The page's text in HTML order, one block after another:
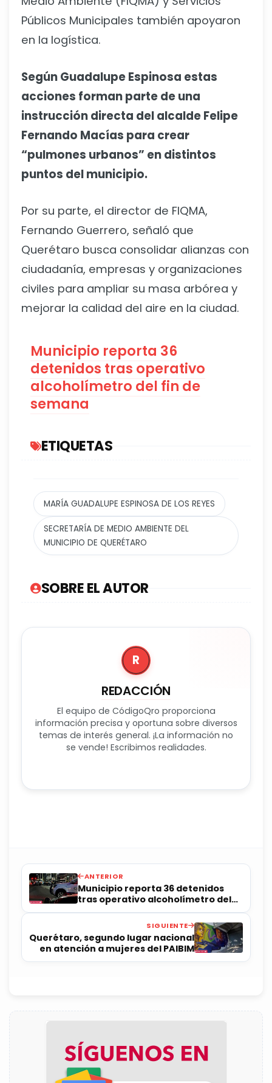
Públicos Municipales también apoyaron
en la logística.
Según Guadalupe Espinosa estas
acciones forman parte de una
instrucción directa del alcalde Felipe
Fernando Macías para crear
“pulmones urbanos” en distintos
puntos del municipio.
Por su parte, el director de FIQMA,
Fernando Guerrero, señaló que
Querétaro busca consolidar alianzas con
ciudadanía, empresas y organizaciones
civiles para ampliar su masa arbórea y
mejorar la calidad del aire en la ciudad.
Municipio reporta 36
detenidos tras operativo
alcoholímetro del fin de
semana
ETIQUETAS
MARÍA GUADALUPE ESPINOSA DE LOS REYES
SECRETARÍA DE MEDIO AMBIENTE DEL
MUNICIPIO DE QUERÉTARO
SOBRE EL AUTOR
R
REDACCIÓN
El equipo de CódigoQro proporciona
información precisa y oportuna sobre diversos
temas de interés general. ¡La información no
se vende! Escribimos realidades.
ANTERIOR
Municipio reporta 36 detenidos
tras operativo alcoholímetro del
fin de semana
SIGUIENTE
Querétaro, segundo lugar nacional
en atención a mujeres del PAIBIM